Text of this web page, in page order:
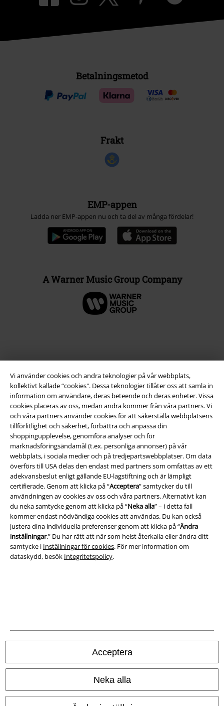
Vi använder cookies och andra teknologier på vår webbplats,
kollektivt kallade “cookies". Dessa teknologier tillåter oss att samla in
information om användare, deras beteende och deras enheter. Vissa
cookies placeras av oss, medan andra kommer från våra partners. Vi
och våra partners använder cookies för att säkerställa webbplatsens
tillförlitlighet och säkerhet, förbättra och anpassa din
shoppingupplevelse, genomföra analyser och för
marknadsföringsändamål (t.ex. personliga annonser) på vår
webbplats, i sociala medier och på tredjepartswebbplatser. Om data
överförs till USA delas den endast med partners som omfattas av ett
adekvansbeslut enligt gällande EU-lagstiftning och är lämpligt
certifierade. Genom att klicka på “Acceptera” samtycker du till
användningen av cookies av oss och våra partners. Alternativt kan
du neka samtycke genom att klicka på “Neka alla” – i detta fall
kommer endast nödvändiga cookies att användas. Du kan också
justera dina individuella preferenser genom att klicka på “Ändra
inställningar.” Du har rätt att när som helst återkalla eller ändra ditt
samtycke i Inställningar för cookies. För mer information om
dataskydd, besök Integritetspolicy.
Acceptera
Neka alla
Betalningsmetod
Frakt
EMP-appen
Ladda ner EMP-appen nu och ta del av många fördelar!
A Warner Music Group Company
Juridisk information/Villkor
Villkor
Om oss
Ladda ner villkoren
Avfallshantering och miljöskydd
Försäkran om överensstämmelse
Information om tillgänglighet
Våra onlinebutiker